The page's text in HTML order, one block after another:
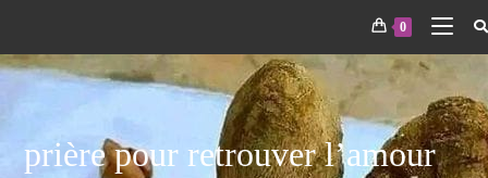
0
prière pour retrouver l’amour